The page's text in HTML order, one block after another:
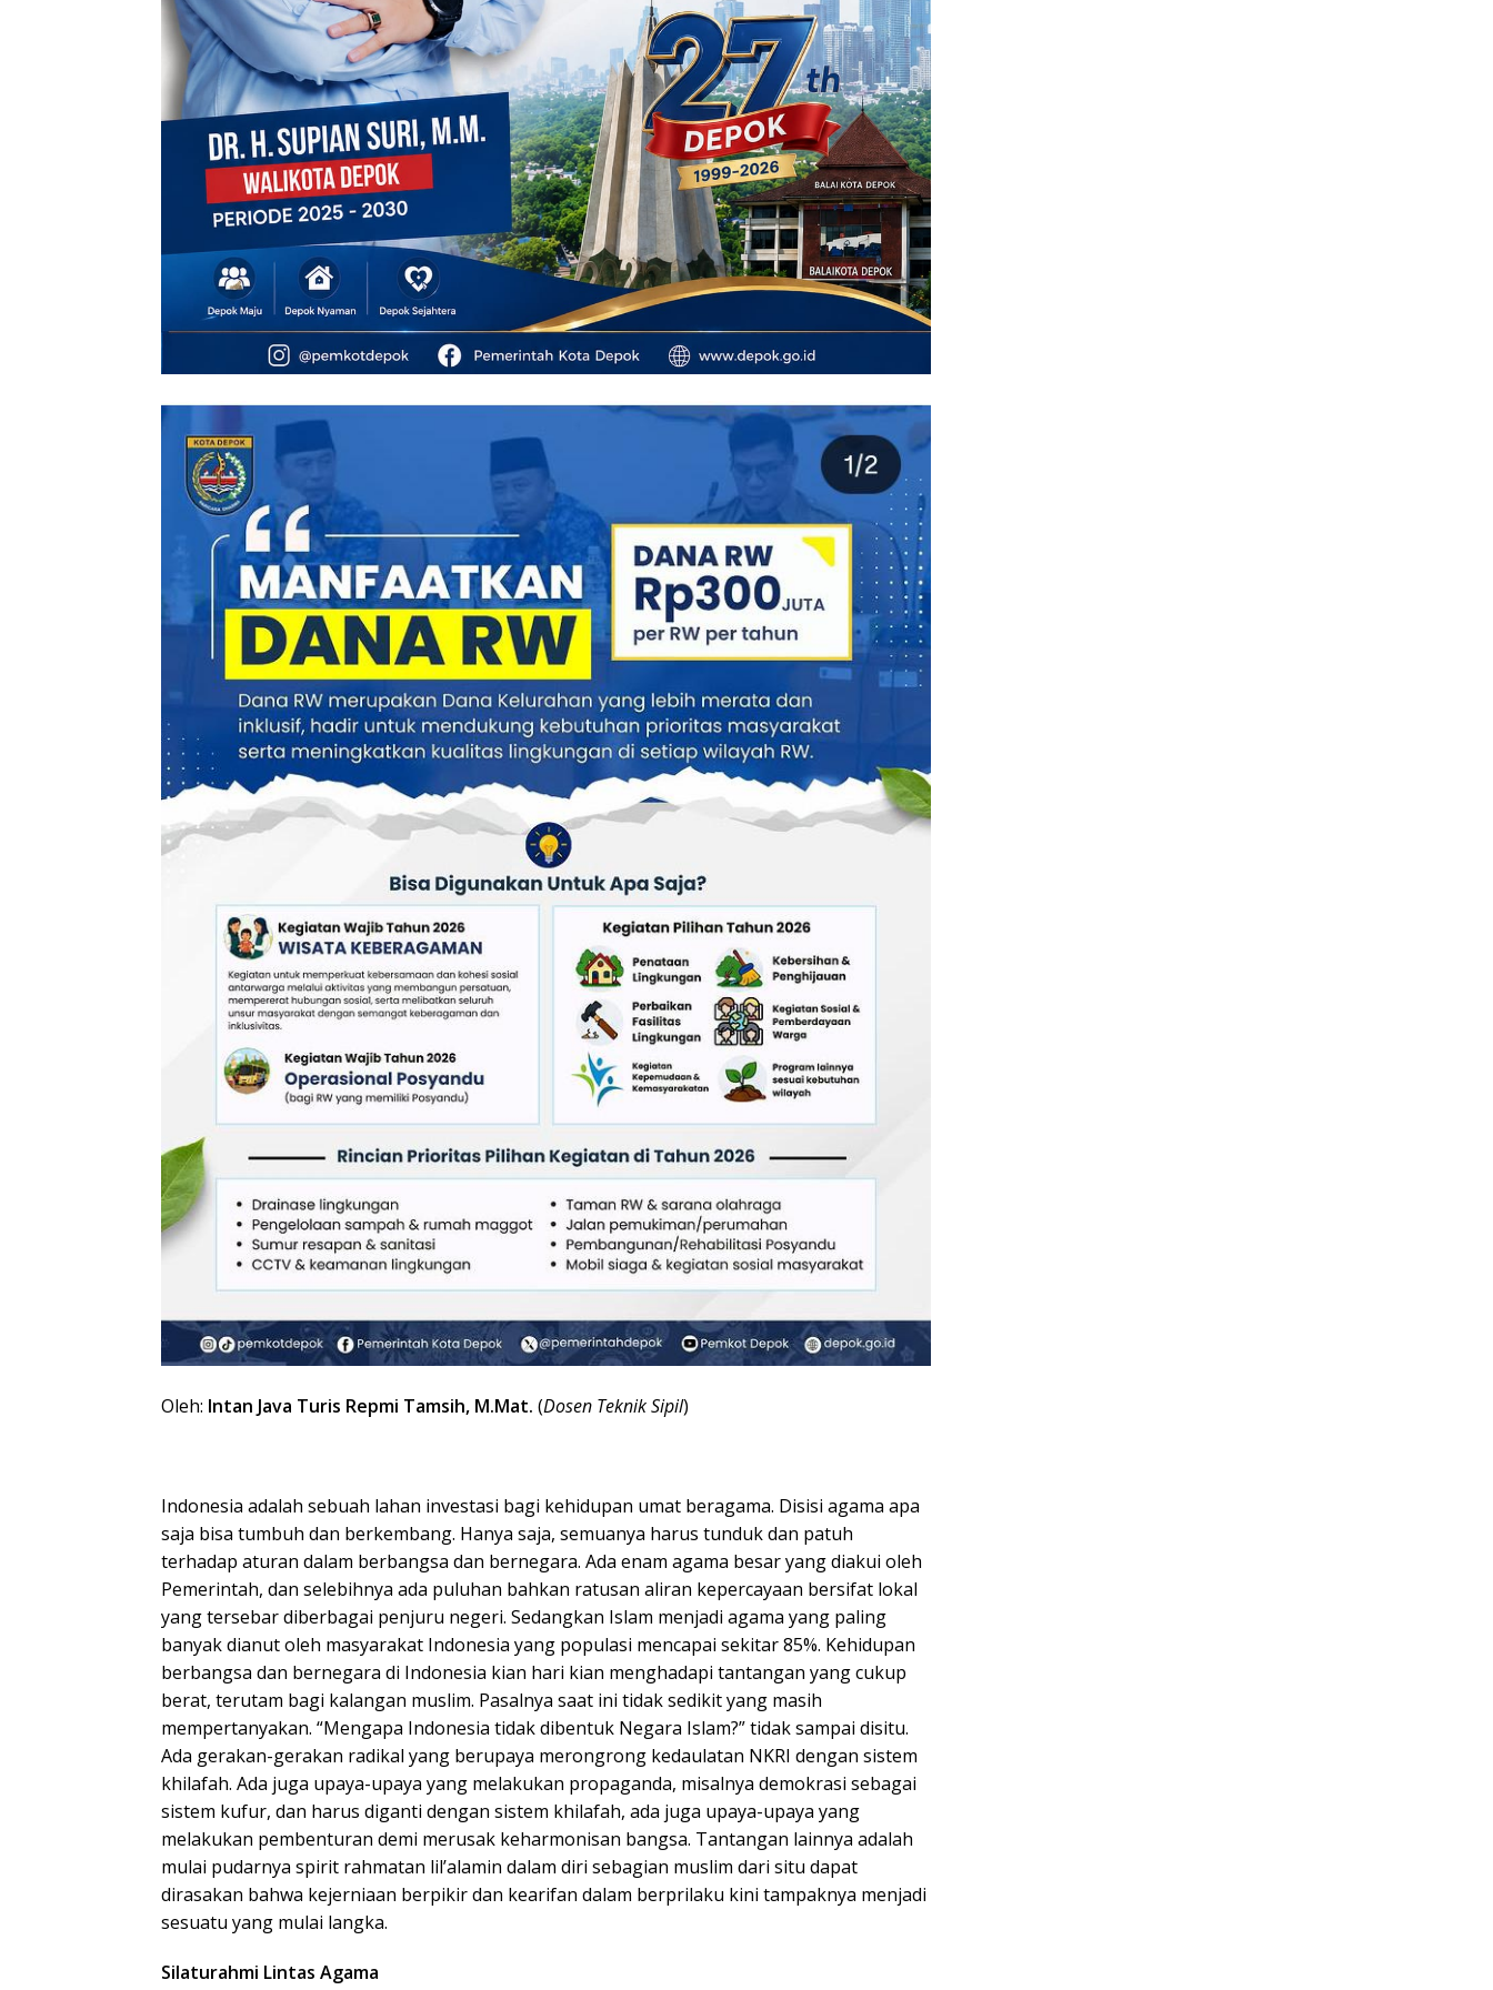
Oleh: Intan Java Turis Repmi Tamsih, M.Mat. (Dosen Teknik Sipil)
Indonesia adalah sebuah lahan investasi bagi kehidupan umat beragama. Disisi agama apa
saja bisa tumbuh dan berkembang. Hanya saja, semuanya harus tunduk dan patuh
terhadap aturan dalam berbangsa dan bernegara. Ada enam agama besar yang diakui oleh
Pemerintah, dan selebihnya ada puluhan bahkan ratusan aliran kepercayaan bersifat lokal
yang tersebar diberbagai penjuru negeri. Sedangkan Islam menjadi agama yang paling
banyak dianut oleh masyarakat Indonesia yang populasi mencapai sekitar 85%. Kehidupan
berbangsa dan bernegara di Indonesia kian hari kian menghadapi tantangan yang cukup
berat, terutam bagi kalangan muslim. Pasalnya saat ini tidak sedikit yang masih
mempertanyakan. “Mengapa Indonesia tidak dibentuk Negara Islam?” tidak sampai disitu.
Ada gerakan-gerakan radikal yang berupaya merongrong kedaulatan NKRI dengan sistem
khilafah. Ada juga upaya-upaya yang melakukan propaganda, misalnya demokrasi sebagai
sistem kufur, dan harus diganti dengan sistem khilafah, ada juga upaya-upaya yang
melakukan pembenturan demi merusak keharmonisan bangsa. Tantangan lainnya adalah
mulai pudarnya spirit rahmatan lil’alamin dalam diri sebagian muslim dari situ dapat
dirasakan bahwa kejerniaan berpikir dan kearifan dalam berprilaku kini tampaknya menjadi
sesuatu yang mulai langka.
Silaturahmi Lintas Agama